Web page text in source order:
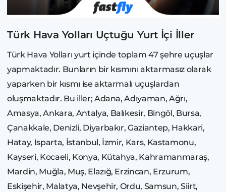
Türk Hava Yolları Uçtuğu Yurt İçi İller
Türk Hava Yolları yurt içinde toplam 47 şehre uçuşlar
yapmaktadır. Bunların bir kısmını aktarmasız olarak
yaparken bir kısmı ise aktarmalı uçuşlardan
oluşmaktadır. Bu iller; Adana, Adıyaman, Ağrı,
Amasya, Ankara, Antalya, Balıkesir, Bingöl, Bursa,
Çanakkale, Denizli, Diyarbakır, Gaziantep, Hakkari,
Hatay, Isparta, İstanbul, İzmir, Kars, Kastamonu,
Kayseri, Kocaeli, Konya, Kütahya, Kahramanmaraş,
Mardin, Muğla, Muş, Elazığ, Erzincan, Erzurum,
Eskişehir, Malatya, Nevşehir, Ordu, Samsun, Siirt,